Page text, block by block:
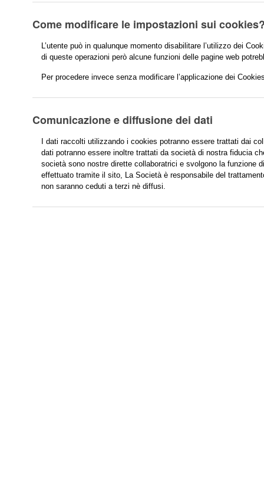
Come modificare le impostazioni sui
L’utente può in qualunque momento disabilitare l’utilizzo dei
di queste operazioni però alcune funzioni delle pagine web
Per procedere invece senza modificare l’applicazione dei
Comunicazione e diffusione dei dati
I dati raccolti utilizzando i cookies potranno essere trattati dai
dati potranno essere inoltre trattati da società di nostra fiducia
società sono nostre dirette collaboratrici e svolgono la funzione
effettuato tramite il sito, La Società è responsabile del
non saranno ceduti a terzi nè diffusi.